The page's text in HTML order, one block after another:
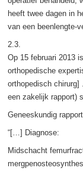
heeft twee dagen in
van een beenlengte-
2.3.
Op 15 februari 2013
orthopedische
orthopedisch chirurg]
een zakelijk rapport)
Geneeskundig
“[…] Diagnose:
Midschacht